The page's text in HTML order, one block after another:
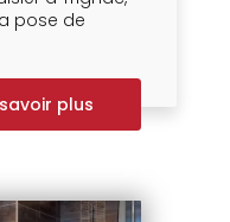
pose de
plus